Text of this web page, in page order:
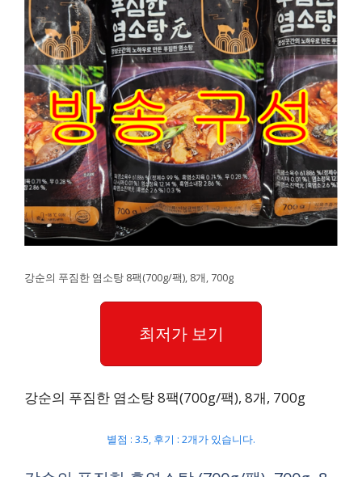
강순의 푸짐한 염소탕 8팩(700g/팩), 8개, 700g
최저가 보기
강순의 푸짐한 염소탕 8팩(700g/팩), 8개, 700g
별점 : 3.5, 후기 : 2개가 있습니다.